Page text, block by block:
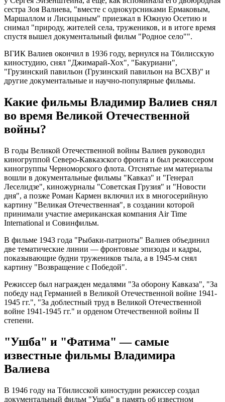
сестра Зоя Валиева, "вместе с однокурсниками Ермаковым,
Маршаллом и Лисицыным" приезжал в Южную Осетию и
снимал "природу, жителей села, тружеников, и в итоге время
спустя вышел документальный фильм "Родное село"".
ВГИК Валиев окончил в 1936 году, вернулся на Тбилисскую
киностудию, снял "Джимарай-Хох", "Бакуриани",
"Грузинский павильон (Грузинский павильон на ВСХВ)" и
другие документальные и научно-популярные фильмы.
Какие фильмы Владимир Валиев снял
во время Великой Отечественной
войны?
В годы Великой Отечественной войны Валиев руководил
киногруппой Северо-Кавказского фронта и был режиссером
киногруппы Черноморского флота. Отснятые им материалы
вошли в документальные фильмы "Кавказ" и "Генерал
Леселидзе", киножурналы "Советская Грузия" и "Новости
дня", а позже Роман Кармен включил их в многосерийную
картину "Великая Отечественная", в создании которой
принимали участие американская компания Air Time
International и Совинфильм.
В фильме 1943 года "Рыбаки-патриоты" Валиев объединил
две тематические линии — фронтовые эпизоды и кадры,
показывающие будни тружеников тыла, а в 1945-м снял
картину "Возвращение с Победой".
Режиссер был награжден медалями "За оборону Кавказа", "За
победу над Германией в Великой Отечественной войне 1941-
1945 гг.", "За доблестный труд в Великой Отечественной
войне 1941-1945 гг." и орденом Отечественной войны II
степени.
"Ушба" и "Фатима" — самые
известные фильмы Владимира
Валиева
В 1946 году на Тбилисской киностудии режиссер создал
документальный фильм "Ушба" в память об известном